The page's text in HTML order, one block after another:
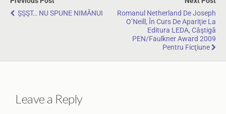
ŞŞŞT… NU SPUNE NIMĂNUI
Romanul Netherland De Joseph
O’Neill, În Curs De Apariţie La
Editura LEDA, Câştigă
PEN/Faulkner Award 2009
Pentru Ficţiune
Leave a Reply